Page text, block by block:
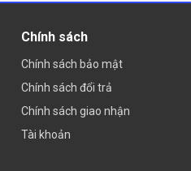
Chính sách
Chính sách bảo mật
Chính sách đổi trả
Chính sách giao nhận
Tài khoản